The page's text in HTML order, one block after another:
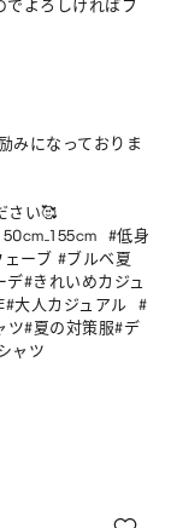
でよろしければフ
みになっておりま
さい🥰
#低身
ーブ #ブルベ夏
#きれいめカジュ
大人カジュアル  #
ツ#夏の対策服#デ
ャツ